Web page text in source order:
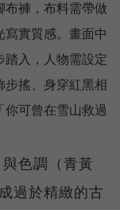
布褲，布料需帶做
實質感。畫面中
入，人物需設定
步搖、身穿紅黑相
可曾在雪山救過
色調（青黃
過於精緻的古